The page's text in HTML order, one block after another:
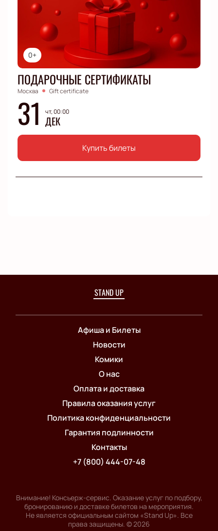
0+
ПОДАРОЧНЫЕ СЕРТИФИКАТЫ
Москва Gift certificate
31 чт, 00:00
ДЕК
Купить билеты
STAND UP
Афиша и Билеты
Новости
Комики
О нас
Оплата и доставка
Правила оказания услуг
Политика конфиденциальности
Гарантия подлинности
Контакты
+7 (800) 444-07-48
Внимание! Консьерж-сервис. Оказание услуг по подбору,
бронированию и доставке билетов на мероприятия.
Не является официальным сайтом «Stand Up». Все
права защищены. ©2026